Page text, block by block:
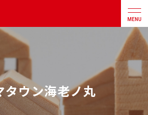
お問合せ
MENU
タウン海老ノ丸